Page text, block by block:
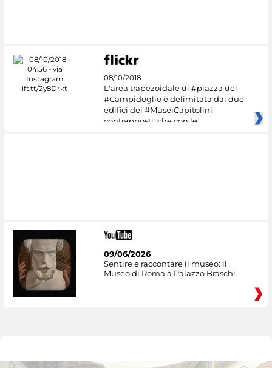
08/10/2018
L'area trapezoidale di #piazza del
#Campidoglio è delimitata dai due
edifici dei #MuseiCapitolini
contrapposti, che con le
09/06/2026
Sentire e raccontare il museo: il
Museo di Roma a Palazzo Braschi